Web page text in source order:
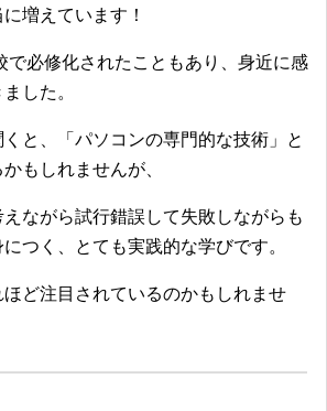
増えています！
で必修化されたこともあり、身近に感
した。
と、「パソコンの専門的な技術」と
もしれませんが、
ながら試行錯誤して失敗しながらも
つく、とても実践的な学びです。
ど注目されているのかもしれませ